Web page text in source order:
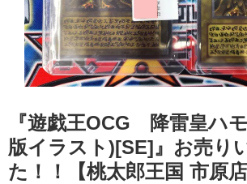
『遊戯王OCG 降雷皇ハ
版イラスト)[SE]』お売り
た！！【桃太郎王国 市原